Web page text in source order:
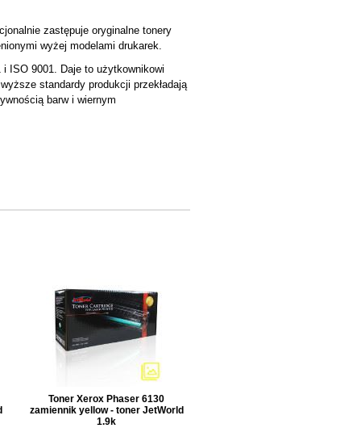
zastępuje oryginalne tonery
wyżej modelami drukarek.
ISO 9001. Daje to użytkownikowi
standardy produkcji przekładają
barw i wiernym
Toner Xerox Phaser 6130
zamiennik yellow - toner JetWorld
1.9k